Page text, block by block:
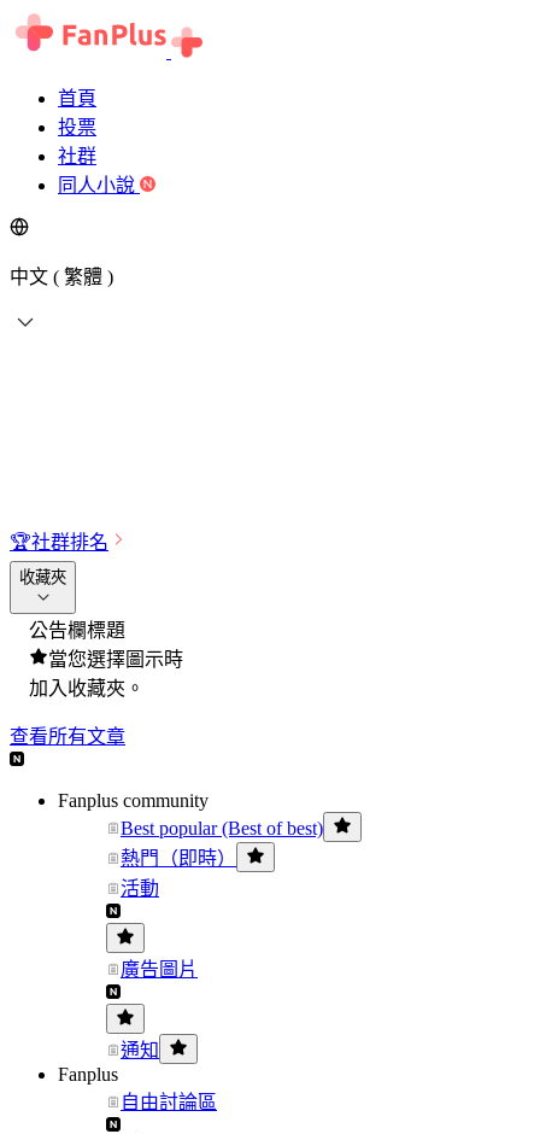
首頁
投票
社群
同人小說
中文 ( 繁體 )
🏆社群排名
收藏夾
公告欄標題
當您選擇圖示時
加入收藏夾。
查看所有文章
Fanplus community
Best popular (Best of best)
熱門（即時）
活動
廣告圖片
通知
Fanplus
自由討論區